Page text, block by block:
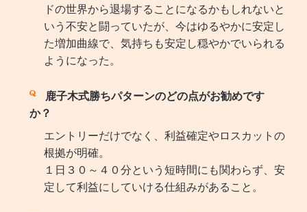
ドの世界から退場することになるかもしれないと
いう不安と闘っていたが、今はゆるやかに安定し
た増加曲線で、気持ちも安定し穏やかでいられる
ようになった。
鹿子木式勝ちパターンのどの点がお勧めです
か？
エントリーだけでなく、利益確定やロスカットの
根拠が明確。
１日３０～４０分という短時間にも関わらず、安
定して利益にしていける仕組みがあること。